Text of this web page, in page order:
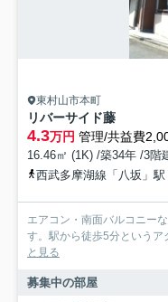
東村山市本町
リバーサイド藤
4.3万円 管理/共益費
16.46㎡ (1K) /築34年 /3階
西武多摩湖線「八坂」
エアコン・南面バルコニー
す。駅から徒歩5分というア
と見る
募集中の部屋